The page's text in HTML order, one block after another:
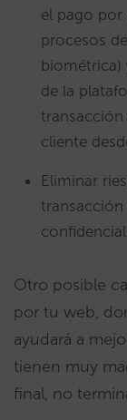
el pago por
procesos
biométrica)
de la
cliente
Eliminar
Otro posible
por tu web,
ayudará a
tienen muy
final, no